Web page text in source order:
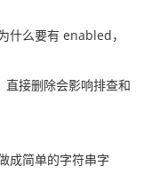
什么要有 enabled，
直接删除会影响排查和
成简单的字符串字